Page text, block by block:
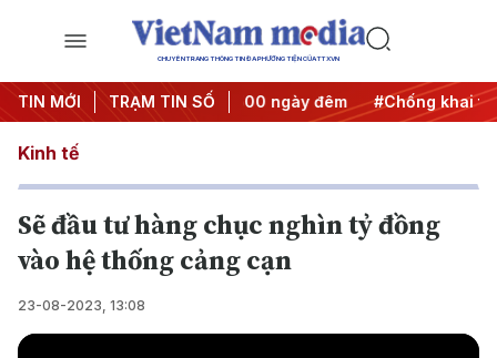
CHUYÊN TRANG THÔNG TIN ĐA PHƯƠNG TIỆN CỦA TTXVN
TIN MỚI TRẠM TIN SỐ
động #Chiến dịch 500 ngày đêm #Chống khai thác IUU
Kinh tế
Sẽ đầu tư hàng chục nghìn tỷ đồng
vào hệ thống cảng cạn
23-08-2023, 13:08
This